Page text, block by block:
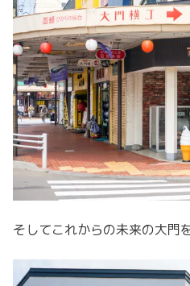
そしてこれからの未来の大門